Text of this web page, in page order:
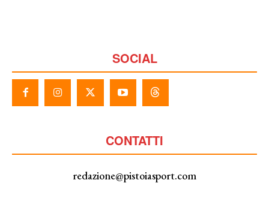
SOCIAL
CONTATTI
redazione@pistoiasport.com